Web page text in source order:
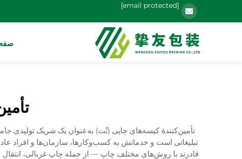
[email protected]
تأمین‌کنندهٔ کیسه‌های چاپی (تُت) به‌عنوان یک شریک
تبلیغاتی است و خدماتش به کسب‌وکارها، سازمان‌ها و افراد
قادرند با روش‌های مختلف چاپ — از جمله چاپ غربالی، انتقال